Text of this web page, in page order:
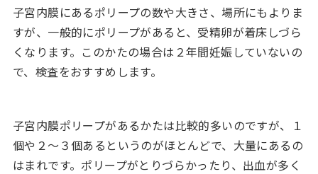
子宮内膜にあるポリープの数や大きさ、場所にもよりま
すが、一般的にポリープがあると、受精卵が着床しづら
くなります。このかたの場合は２年間妊娠していないの
で、検査をおすすめします。
子宮内膜ポリープがあるかたは比較的多いのですが、１
個や２～３個あるというのがほとんどで、大量にあるの
はまれです。ポリープがとりづらかったり、出血が多く